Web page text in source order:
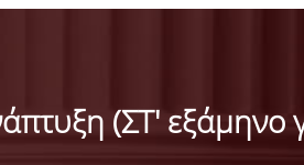
(ΣΤ' εξάμηνο